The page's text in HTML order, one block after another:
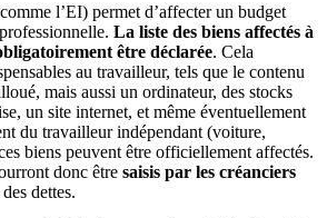
l’EI) permet d’affecter un budget
La liste des biens affectés à
être déclarée. Cela
au travailleur, tels que le contenu
mais aussi un ordinateur, des stocks
un site internet, et même éventuellement
du travailleur indépendant (voiture,
biens peuvent être officiellement affectés.
donc être saisis par les créanciers
dettes.